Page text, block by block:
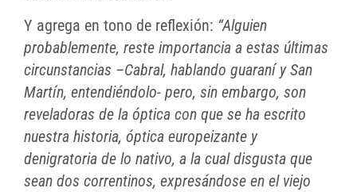
Y agrega en tono de reflexión: “Alguien
probablemente, reste importancia a estas últimas
circunstancias –Cabral, hablando guaraní y San
Martín, entendiéndolo- pero, sin embargo, son
reveladoras de la óptica con que se ha escrito
nuestra historia, óptica europeizante y
denigratoria de lo nativo, a la cual disgusta que
sean dos correntinos, expresándose en el viejo